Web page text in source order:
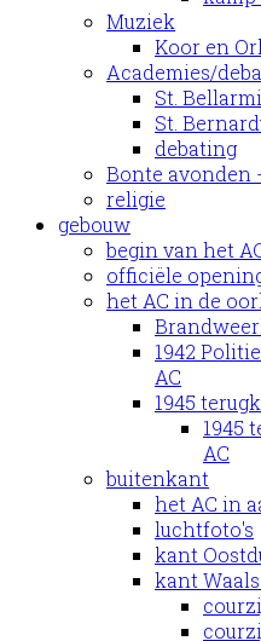
Muziek
Koor en
Academies/
St.
St.
debating
Bonte avonden
religie
gebouw
begin van het
officiële
het AC in de
1942
AC
1945
1945
AC
buitenkant
het AC in
luchtfoto's
kant
kant